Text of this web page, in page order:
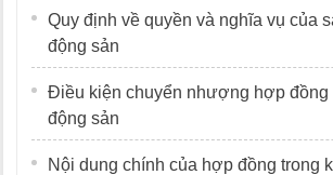
Quy định về quyền và nghĩa vụ của
động sản
Điều kiện chuyển nhượng hợp đồng
động sản
Nội dung chính của hợp đồng trong